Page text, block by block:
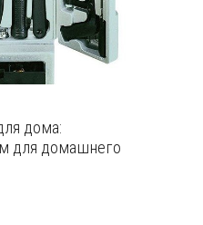
дома:
для домашнего